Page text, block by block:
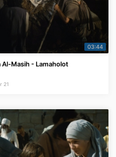
03:44
Al-Masih - Lamaholot
21